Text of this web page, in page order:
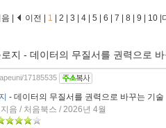
| 이전 | 1 2 3 4 5 6 7 8 9 10
지 - 데이터의 무질서를 권력으로
17185535
- 데이터의 무질서를 권력으로 바꾸는 기술
음 / 처음북스 / 2026년 4월